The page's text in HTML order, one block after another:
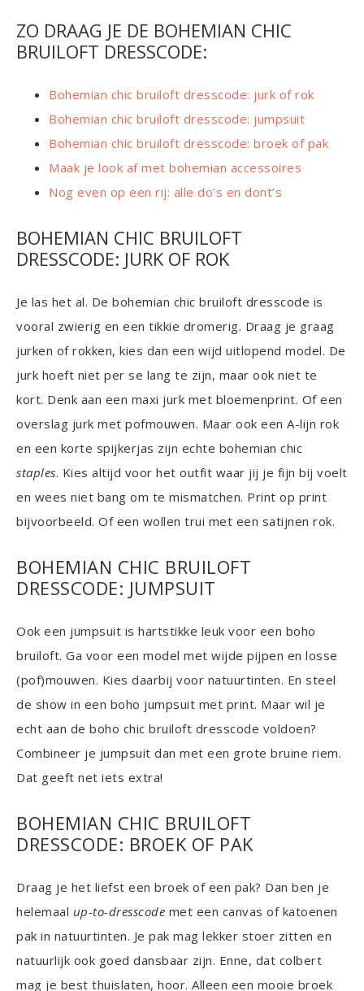
ZO DRAAG JE DE BOHEMIAN CHIC
BRUILOFT DRESSCODE:
Bohemian chic bruiloft dresscode: jurk of rok
Bohemian chic bruiloft dresscode: jumpsuit
Bohemian chic bruiloft dresscode: broek of pak
Maak je look af met bohemian accessoires
Nog even op een rij: alle do’s en dont’s
BOHEMIAN CHIC BRUILOFT
DRESSCODE: JURK OF ROK
Je las het al. De bohemian chic bruiloft dresscode is
vooral zwierig en een tikkie dromerig. Draag je graag
jurken of rokken, kies dan een wijd uitlopend model. De
jurk hoeft niet per se lang te zijn, maar ook niet te
kort. Denk aan een maxi jurk met bloemenprint. Of een
overslag jurk met pofmouwen. Maar ook een A-lijn rok
en een korte spijkerjas zijn echte bohemian chic
staples. Kies altijd voor het outfit waar jij je fijn bij voelt
en wees niet bang om te mismatchen. Print op print
bijvoorbeeld. Of een wollen trui met een satijnen rok.
BOHEMIAN CHIC BRUILOFT
DRESSCODE: JUMPSUIT
Ook een jumpsuit is hartstikke leuk voor een boho
bruiloft. Ga voor een model met wijde pijpen en losse
(pof)mouwen. Kies daarbij voor natuurtinten. En steel
de show in een boho jumpsuit met print. Maar wil je
echt aan de boho chic bruiloft dresscode voldoen?
Combineer je jumpsuit dan met een grote bruine riem.
Dat geeft net iets extra!
BOHEMIAN CHIC BRUILOFT
DRESSCODE: BROEK OF PAK
Draag je het liefst een broek of een pak? Dan ben je
helemaal up-to-dresscode met een canvas of katoenen
pak in natuurtinten. Je pak mag lekker stoer zitten en
natuurlijk ook goed dansbaar zijn. Enne, dat colbert
mag je best thuislaten, hoor. Alleen een mooie broek